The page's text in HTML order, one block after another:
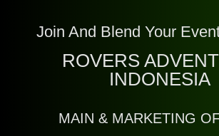
Join And Blend Your
ROVERS
INDONESIA
MAIN & MARKETING